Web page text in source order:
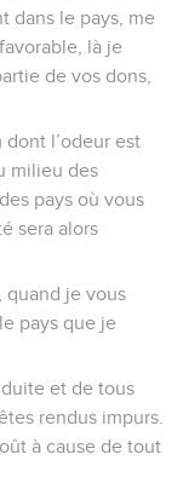
dans le pays, me
là je
de vos dons,
l’odeur est
milieu des
pays où vous
sera alors
quand je vous
pays que je
et de tous
rendus impurs.
à cause de tout